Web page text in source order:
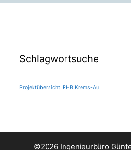
Schlagwortsuche
Projektübersicht RHB Krems-Au
©2026 Ingenieurbüro